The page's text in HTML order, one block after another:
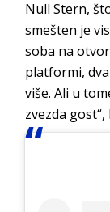
Null Stern,
smešten je
soba na
platformi,
više. Ali u
zvezda